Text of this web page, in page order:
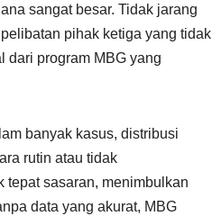
sangat besar. Tidak jarang
pihak ketiga yang tidak
dari program MBG yang
banyak kasus, distribusi
rutin atau tidak
tepat sasaran, menimbulkan
data yang akurat, MBG